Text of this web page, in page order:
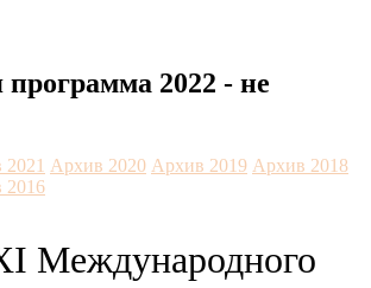
2022 - не
Архив 2020 Архив 2019 Архив 2018
2016
Международного